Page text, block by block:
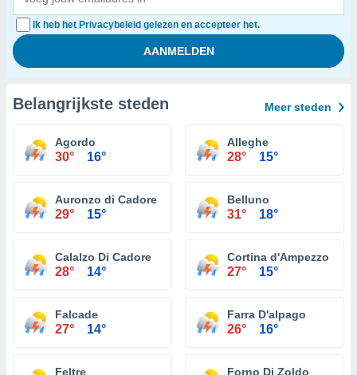
Ik heb het Privacybeleid gelezen en accepteer het.
Belangrijkste steden Meer steden
Agordo
30° 16°
Alleghe
28° 15°
Auronzo di Cadore
29° 15°
Belluno
31° 18°
Calalzo Di Cadore
28° 14°
Cortina d'Ampezzo
27° 15°
Falcade
27° 14°
Farra D'alpago
26° 16°
Feltre Forno Di Zoldo